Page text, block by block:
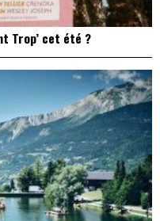
Trop’ cet été ?